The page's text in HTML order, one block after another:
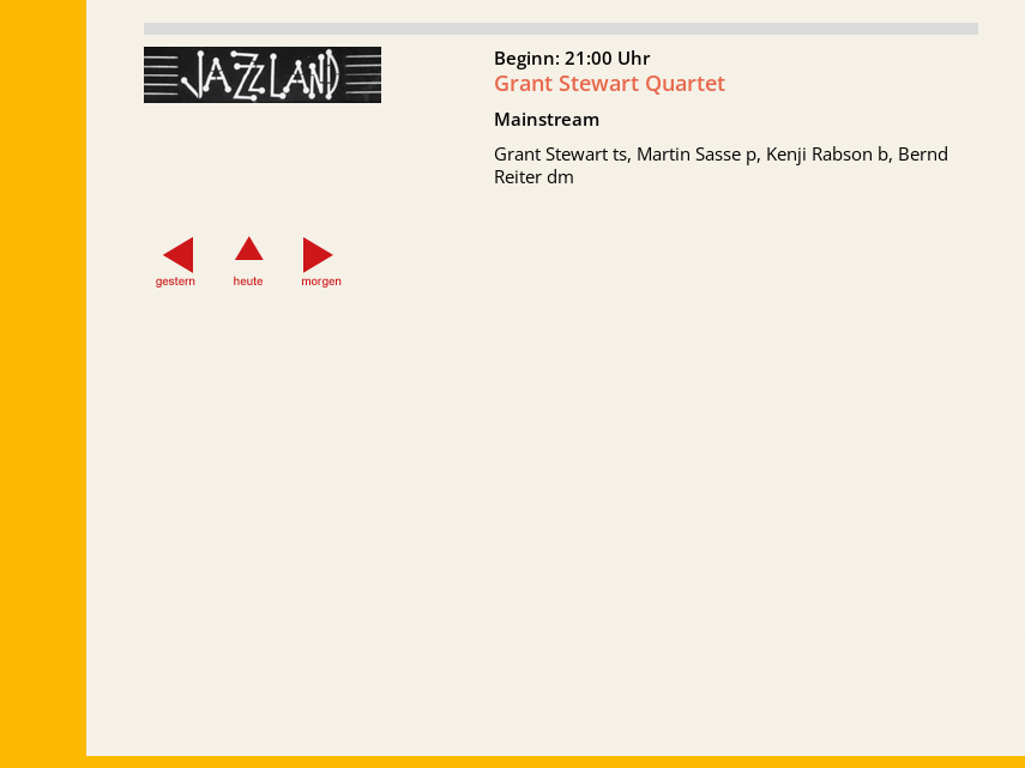
Beginn: 21:00 Uhr
Grant Stewart Quartet
Mainstream
Grant Stewart ts, Martin Sasse p, Kenji Rabson b, Bernd
Reiter dm